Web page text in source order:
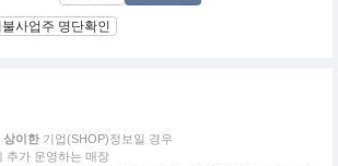
사업주 명단확인
상이한 기업(SHOP)정보일 경우
추가 운영하는 매장